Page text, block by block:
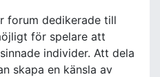
forum dedikerade till
för spelare att
individer. Att dela
skapa en känsla av